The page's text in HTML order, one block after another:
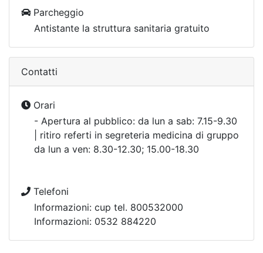
Parcheggio
Antistante la struttura sanitaria gratuito
Contatti
Orari
- Apertura al pubblico: da lun a sab: 7.15-9.30
| ritiro referti in segreteria medicina di gruppo
da lun a ven: 8.30-12.30; 15.00-18.30
Telefoni
Informazioni: cup tel. 800532000
Informazioni: 0532 884220